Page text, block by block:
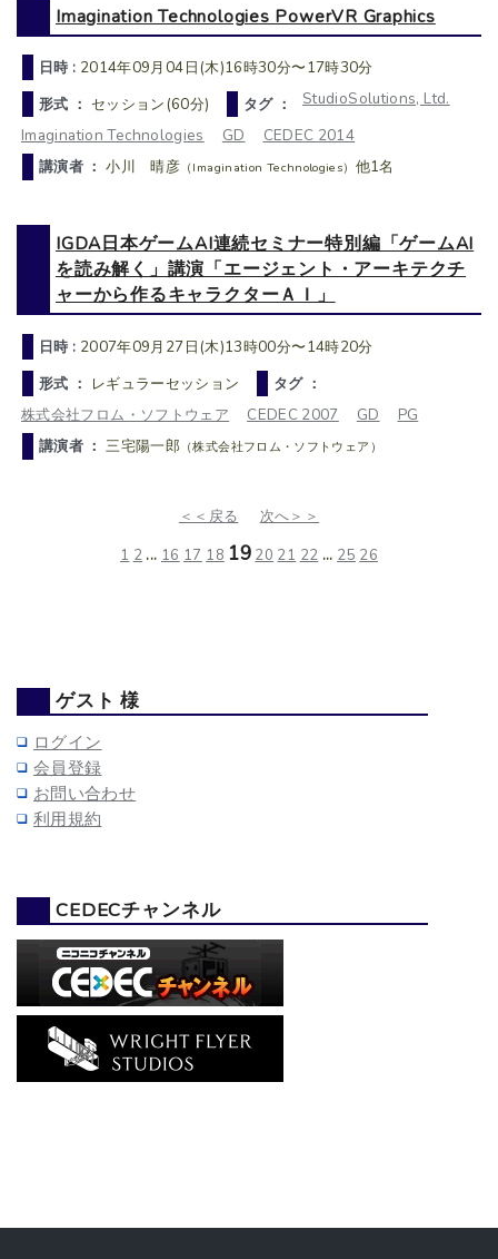
Imagination Technologies PowerVR Graphics
日時 : 2014年09月04日(木)16時30分〜17時30分
形式 ： セッション(60分) タグ ：
StudioSolutions, Ltd.
Imagination Technologies
GD
CEDEC 2014
講演者 ：小川 晴彦 （Imagination Technologies） 他1名
IGDA日本ゲームAI連続セミナー特別編「ゲームAI
を読み解く」講演「エージェント・アーキテクチ
ャーから作るキャラクターＡＩ」
日時 : 2007年09月27日(木)13時00分〜14時20分
形式 ： レギュラーセッション
タグ ：
株式会社フロム・ソフトウェア
CEDEC 2007 GD
PG
講演者 ：三宅陽一郎 （株式会社フロム・ソフトウェア）
＜＜戻る
次へ＞＞
1 2 ... 16 17 18 19 20 21 22 ... 25 26
ゲスト 様
ログイン
会員登録
お問い合わせ
利用規約
CEDECチャンネル